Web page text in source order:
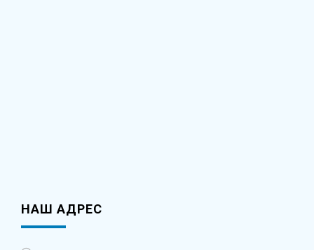
НАШ АДРЕС